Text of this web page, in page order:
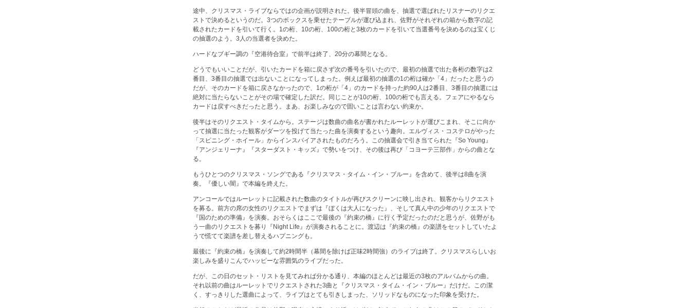
途中、クリスマス・ライブならではの企画が説明された。後半冒頭の曲を、抽選で選ばれたリスナーのリクエ
ストで決めるというのだ。3つのボックスを乗せたテーブルが運び込まれ、佐野がそれぞれの箱から数字の記
載されたカードを引いて行く。1の桁、10の桁、100の桁と3枚のカードを引いて当選番号を決めるのは宝くじ
の抽選のよう。3人の当選者を決めた。
ハードなブギー調の『空港待合室』で前半は終了、20分の幕間となる。
どうでもいいことだが、引いたカードを箱に戻さず次の番号を引いたので、最初の抽選で出た各桁の数字は2
番目、3番目の抽選では出ないことになってしまった。例えば最初の抽選の1の桁は確か「4」だったと思うの
だが、そのカードを箱に戻さなかったので、1の桁が「4」のカードを持った約90人は2番目、3番目の抽選には
絶対に当たらないことがその場で確定した訳だ。同じことが10の桁、100の桁でも言える。フェアにやるなら
カードは戻すべきだったと思う。まあ、お楽しみなので固いことは言わない約束か。
後半はそのリクエスト・タイムから。ステージは数曲の曲名が書かれたルーレットが運びこまれ、そこに向か
って抽選に当たった観客がダーツを投げて当たった曲を演奏するという趣向。エルヴィス・コステロがやった
「スピニング・ホイール」からインスパイアされたものだろう。この抽選会で引き当てられた『So Young』
『アンジェリーナ』『スターダスト・キッズ』で勢いをつけ、その後は再び「コヨーテ三部作」からの曲とな
る。
もうひとつのクリスマス・ソングである『クリスマス・タイム・イン・ブルー』を含めて、後半は8曲を演
奏。『優しい闇』で本編を終えた。
アンコールではルーレットに記載された数曲のタイトルが再びスクリーンに映し出され、観客からリクエスト
を募る。前方の席の女性のリクエストでまずは『ぼくは大人になった』、そして真ん中の少年のリクエストで
『国のための準備』を演奏。おそらくはここで最後の『約束の橋』に行く予定だったのだと思うが、佐野がも
う一曲のリクエストを募り『Night Life』が演奏されることに。渡辺は『約束の橋』の楽譜をセットしていたよ
うで慌てて楽譜を差し替えるハプニングも。
最後に『約束の橋』を演奏して約2時間半（幕間を除けば正味2時間強）のライブは終了。クリスマスらしいお
楽しみを盛りこんでハッピーな雰囲気のライブだった。
だが、この日のセット・リストを見てみれば分かる通り、本編のほとんどは最近の3枚のアルバムからの曲。
それ以前の曲はルーレットでリクエストされた3曲と『クリスマス・タイム・イン・ブルー』だけだ。この潔
く、すっきりした選曲によって、ライブはとても引きしまった、ソリッドなものになった印象を受けた。